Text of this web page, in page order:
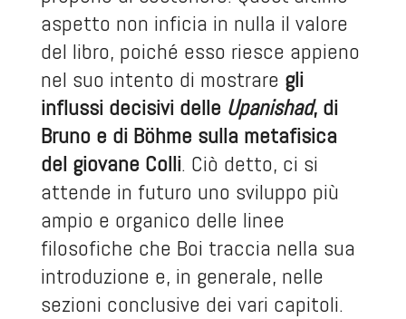
aspetto non inficia in nulla il valore
del libro, poiché esso riesce appieno
nel suo intento di mostrare gli
influssi decisivi delle Upanishad, di
Bruno e di Böhme sulla metafisica
del giovane Colli. Ciò detto, ci si
attende in futuro uno sviluppo più
ampio e organico delle linee
filosofiche che Boi traccia nella sua
introduzione e, in generale, nelle
sezioni conclusive dei vari capitoli.